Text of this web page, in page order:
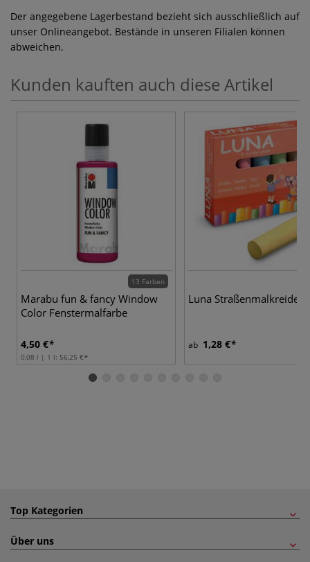
Der angegebene Lagerbestand bezieht sich ausschließlich auf
unser Onlineangebot. Bestände in unseren Filialen können
abweichen.
Kunden kauften auch diese Artikel
13 Farben
Marabu fun & fancy Window
Color Fenstermalfarbe
4,50 €
0,08 l | 1 l: 56,25 €
Luna Straßenmalkreide
ab 1,28 €
Top Kategorien
Über uns